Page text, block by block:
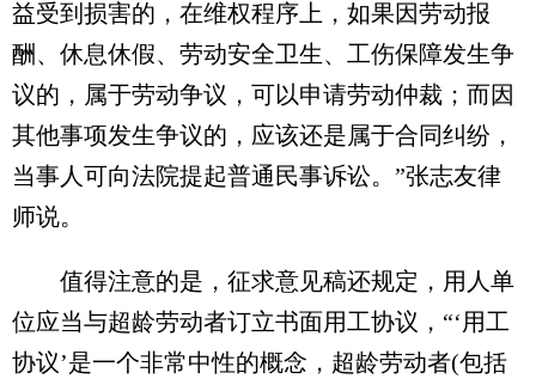
益受到损害的，在维权程序上，如果因劳动报
酬、休息休假、劳动安全卫生、工伤保障发生争
议的，属于劳动争议，可以申请劳动仲裁；而因
其他事项发生争议的，应该还是属于合同纠纷，
当事人可向法院提起普通民事诉讼。”张志友律
师说。
值得注意的是，征求意见稿还规定，用人单
位应当与超龄劳动者订立书面用工协议，“‘用工
协议’是一个非常中性的概念，超龄劳动者(包括